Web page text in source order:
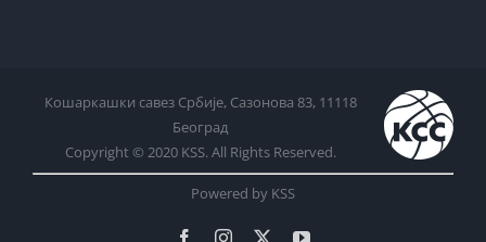
Кошаркашки савез Србије, Сазонова 83, 11118
Београд
Copyright © 2020 KSS. All Rights Reserved.
Powered by KSS
FacebookInstagram YouTube